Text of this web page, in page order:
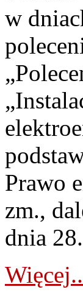
w
Prawo
zm.,
dnia